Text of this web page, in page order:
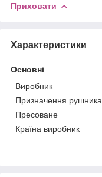
Приховати
Характеристики
Основні
Виробник
Призначення рушника
Пресоване
Країна виробник